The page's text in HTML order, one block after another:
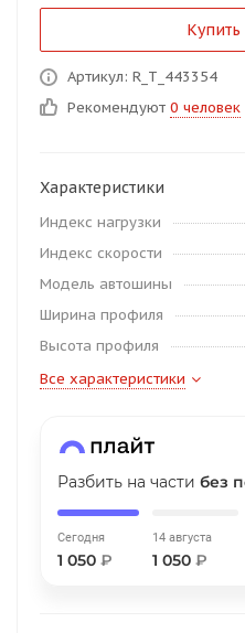
Артикул: R_T_443354
Рекомендуют 0 человек
Характеристики
Индекс нагрузки
Индекс скорости
Модель автошины
Ширина профиля
Высота профиля
Все характеристики
Разбить на части без
Сегодня
1 050 ₽
14 августа
1 050 ₽
об оплате Плайтом
недели